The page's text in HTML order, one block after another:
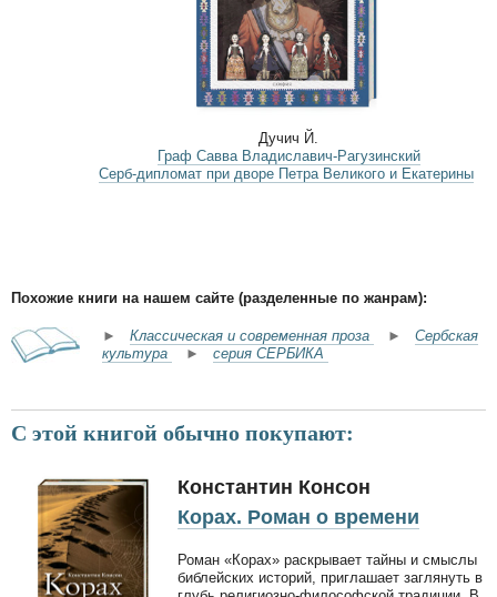
Дучич Й.
Граф Савва Владиславич-Рагузинский
Серб-дипломат при дворе Петра Великого и Екатерины
Похожие книги на нашем сайте (разделенные по жанрам):
► Классическая и современная проза ► Сербская
культура
► серия СЕРБИКА
С этой книгой обычно покупают:
Константин Консон
Корах. Роман о времени
Роман «Корах» раскрывает тайны и смыслы
библейских историй, приглашает заглянуть в